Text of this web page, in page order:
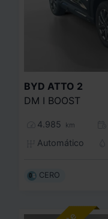
BYD ATTO 2
DM I BOOST
4.985 km
Automático
CERO